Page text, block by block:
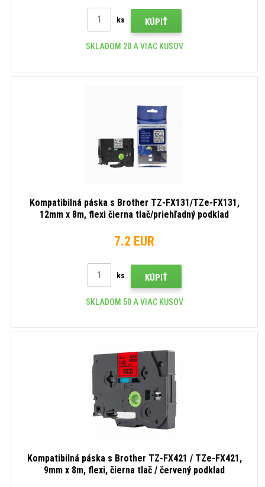
ks KÚPIŤ
SKLADOM 20 A VIAC KUSOV
Kompatibilná páska s Brother TZ-FX131/TZe-FX131,
12mm x 8m, flexi čierna tlač/priehľadný podklad
7.2 EUR
ks KÚPIŤ
SKLADOM 50 A VIAC KUSOV
Kompatibilná páska s Brother TZ-FX421 / TZe-FX421,
9mm x 8m, flexi, čierna tlač / červený podklad